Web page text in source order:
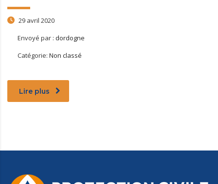
29 avril 2020
Envoyé par : dordogne
Catégorie: Non classé
Lire plus